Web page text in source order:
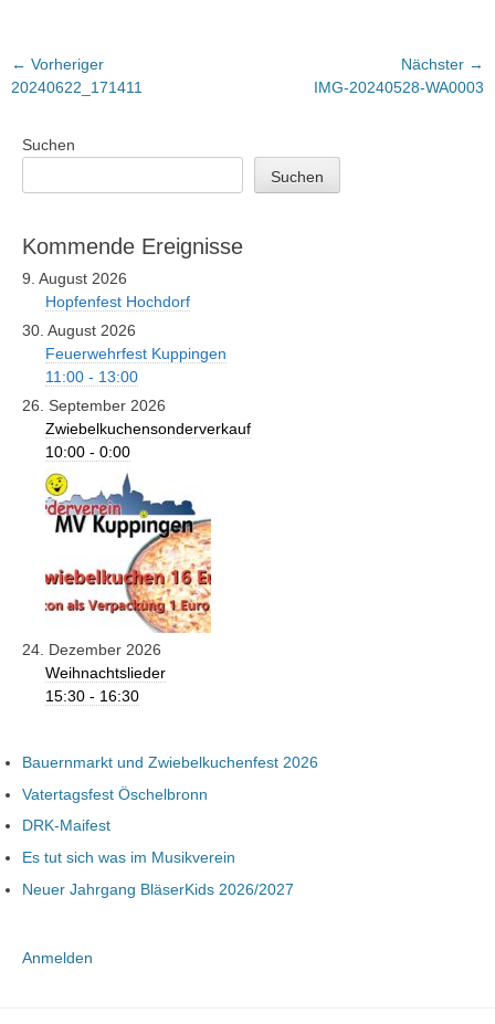
Beitragsnavigation
← Vorheriger
Vorheriger
20240622_171411
Nächster →
IMG-20240528-WA0003
Suchen
Suchen
Kommende Ereignisse
9. August 2026
Hopfenfest Hochdorf
30. August 2026
Feuerwehrfest Kuppingen
11:00 - 13:00
26. September 2026
Zwiebelkuchensonderverkauf
10:00 - 0:00
24. Dezember 2026
Weihnachtslieder
15:30 - 16:30
Bauernmarkt und Zwiebelkuchenfest 2026
Vatertagsfest Öschelbronn
DRK-Maifest
Es tut sich was im Musikverein
Neuer Jahrgang BläserKids 2026/2027
Anmelden